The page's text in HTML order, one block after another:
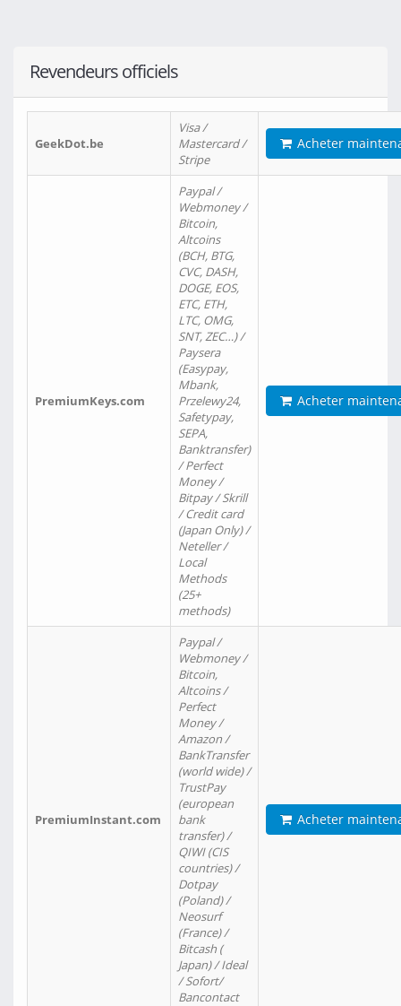
Revendeurs officiels
GeekDot.be
Visa /
Mastercard /
Stripe
Acheter
PremiumKeys.com
Paypal /
Webmoney /
Bitcoin,
Altcoins
(BCH, BTG,
CVC, DASH,
DOGE, EOS,
ETC, ETH,
LTC, OMG,
SNT, ZEC…) /
Paysera
(Easypay,
Mbank,
Przelewy24,
Safetypay,
SEPA,
Banktransfer)
/ Perfect
Money /
Bitpay / Skrill
/ Credit card
(Japan Only) /
Neteller /
Local
Methods
(25+
methods)
Acheter
PremiumInstant.com
Paypal /
Webmoney /
Bitcoin,
Altcoins /
Perfect
Money /
Amazon /
BankTransfer
(world wide) /
TrustPay
(european
bank
transfer) /
QIWI (CIS
countries) /
Dotpay
(Poland) /
Neosurf
(France) /
Bitcash (
Japan) / Ideal
/ Sofort/
Bancontact
Acheter